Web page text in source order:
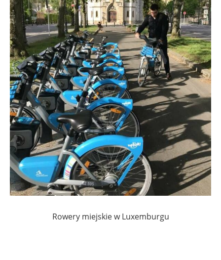
Rowery miejskie w Luxemburgu